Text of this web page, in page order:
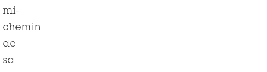
mi-
chemin
de
sa